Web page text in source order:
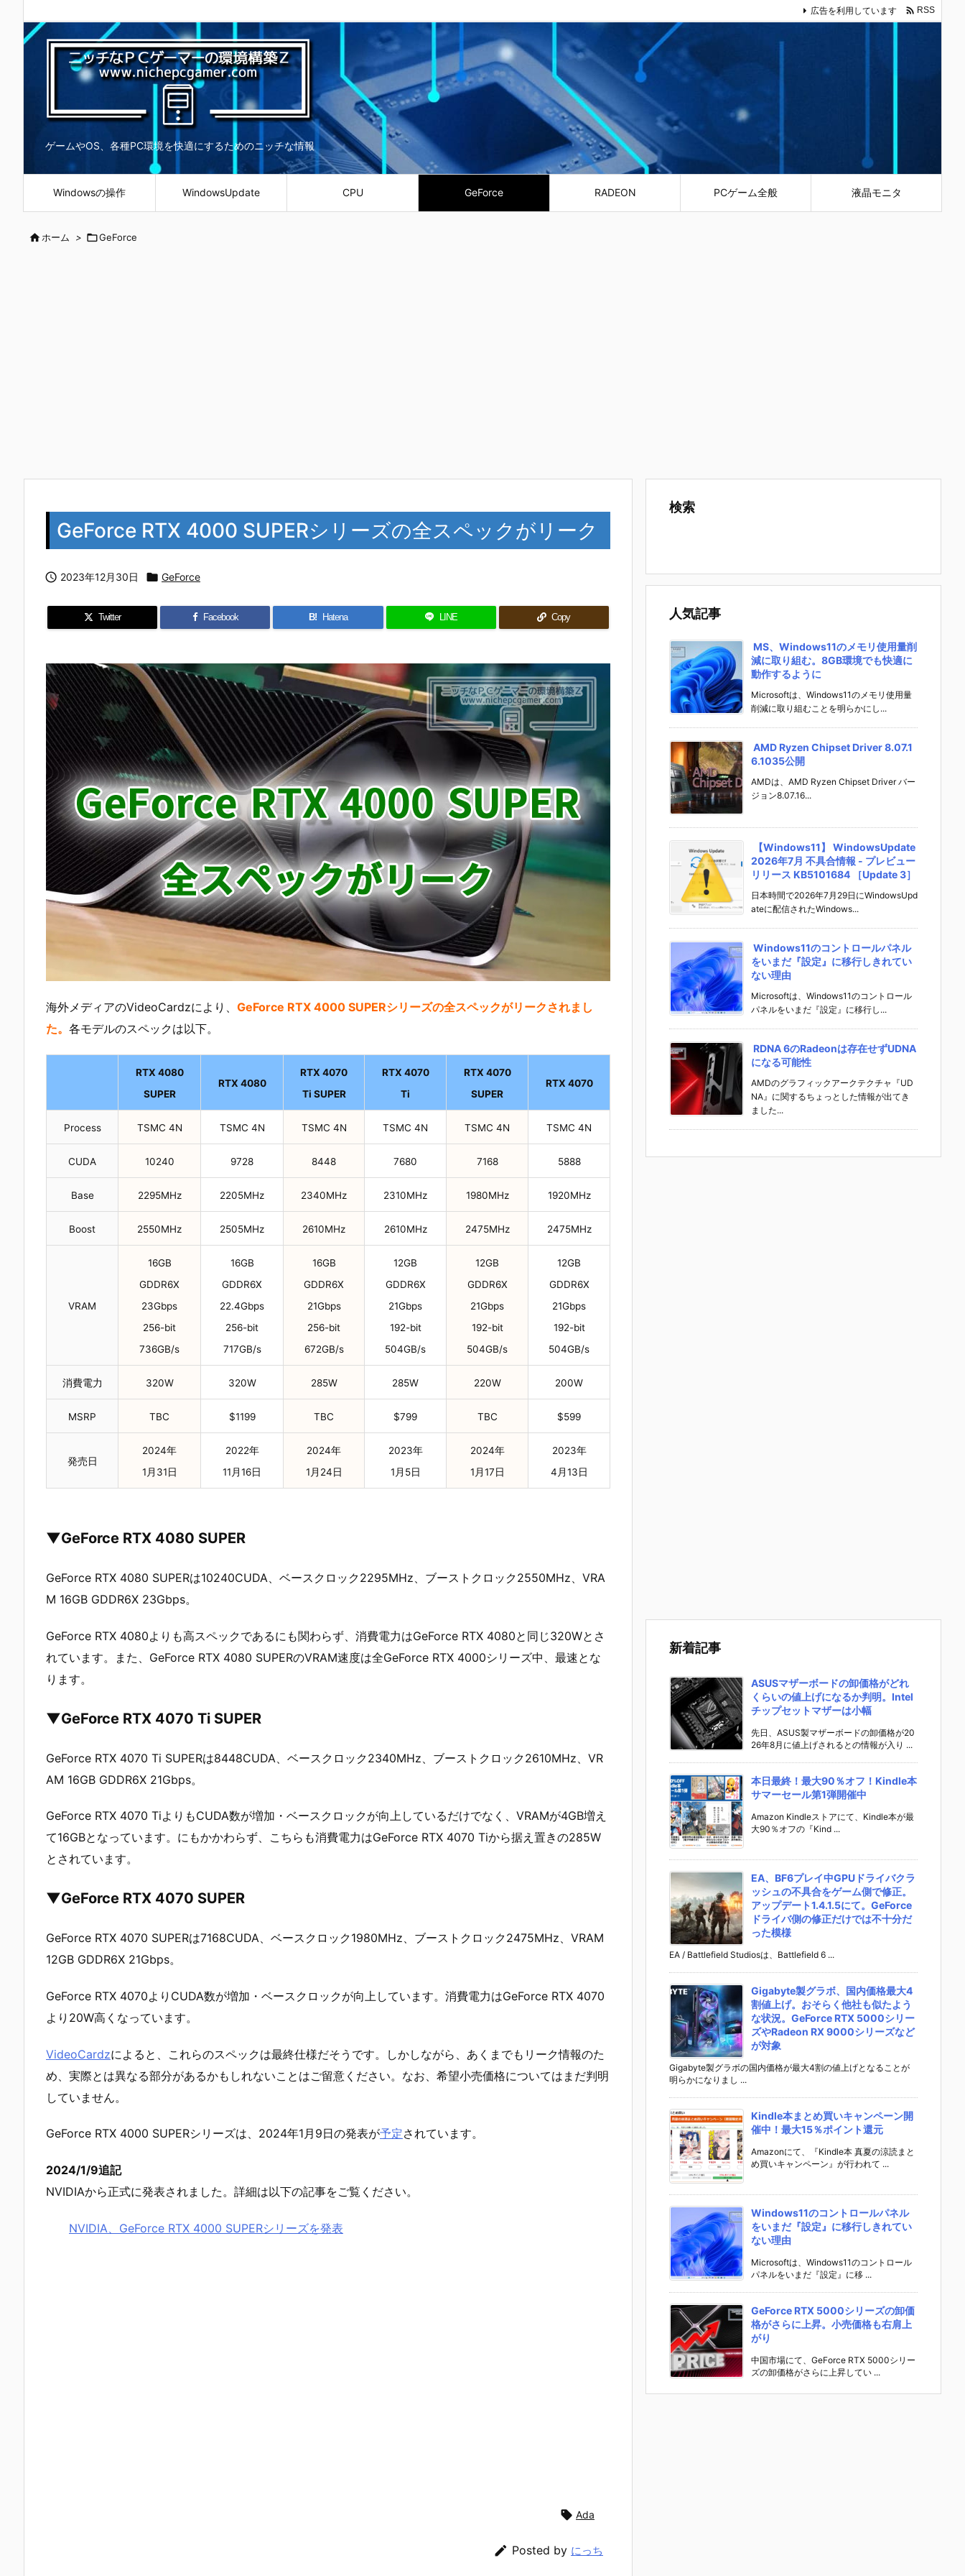
ゲームやOS、各種PC環境を快適にするためのニッチな情報
Windowsの操作 WindowsUpdate CPU GeForce RADEON PCゲーム全般 液晶モニタ
広告を利用しています  RSS
ホーム > GeForce
GeForce RTX 4000 SUPERシリーズの全スペックがリーク
 2023年12月30日  GeForce
Twitter Facebook B! Hatena LINE Copy
海外メディアのVideoCardzにより、 GeForce RTX 4000 SUPERシリーズの全スペックがリークされまし
た。 各モデルのスペックは以下。
RTX 4080
SUPER
RTX 4080
RTX 4070
Ti SUPER
RTX 4070
Ti
RTX 4070
SUPER
RTX 4070
Process TSMC 4N TSMC 4N TSMC 4N TSMC 4N TSMC 4N TSMC 4N
CUDA 10240 9728 8448 7680 7168 5888
Base 2295MHz 2205MHz 2340MHz 2310MHz 1980MHz 1920MHz
Boost 2550MHz 2505MHz 2610MHz 2610MHz 2475MHz 2475MHz
VRAM
16GB
GDDR6X
23Gbps
256-bit
736GB/s
16GB
GDDR6X
22.4Gbps
256-bit
717GB/s
16GB
GDDR6X
21Gbps
256-bit
672GB/s
12GB
GDDR6X
21Gbps
192-bit
504GB/s
12GB
GDDR6X
21Gbps
192-bit
504GB/s
12GB
GDDR6X
21Gbps
192-bit
504GB/s
消費電力 320W 320W 285W 285W 220W 200W
MSRP TBC $1199 TBC $799 TBC $599
発売日
2024年
1月31日
2022年
11月16日
2024年
1月24日
2023年
1月5日
2024年
1月17日
2023年
4月13日
▼GeForce RTX 4080 SUPER
GeForce RTX 4080 SUPERは10240CUDA、ベースクロック2295MHz、ブーストクロック2550MHz、VRA
M 16GB GDDR6X 23Gbps。
GeForce RTX 4080よりも高スペックであるにも関わらず、消費電力はGeForce RTX 4080と同じ320Wとさ
れています。また、GeForce RTX 4080 SUPERのVRAM速度は全GeForce RTX 4000シリーズ中、最速とな
ります。
▼GeForce RTX 4070 Ti SUPER
GeForce RTX 4070 Ti SUPERは8448CUDA、ベースクロック2340MHz、ブーストクロック2610MHz、VR
AM 16GB GDDR6X 21Gbps。
GeForce RTX 4070 TiよりもCUDA数が増加・ベースクロックが向上しているだけでなく、VRAMが4GB増え
て16GBとなっています。にもかかわらず、こちらも消費電力はGeForce RTX 4070 Tiから据え置きの285W
とされています。
▼GeForce RTX 4070 SUPER
GeForce RTX 4070 SUPERは7168CUDA、ベースクロック1980MHz、ブーストクロック2475MHz、VRAM
12GB GDDR6X 21Gbps。
GeForce RTX 4070よりCUDA数が増加・ベースクロックが向上しています。消費電力はGeForce RTX 4070
より20W高くなっています。
VideoCardzによると、これらのスペックは最終仕様だそうです。しかしながら、あくまでもリーク情報のた
め、実際とは異なる部分があるかもしれないことはご留意ください。なお、希望小売価格についてはまだ判明
していません。
GeForce RTX 4000 SUPERシリーズは、2024年1月9日の発表が予定されています。
2024/1/9追記
NVIDIAから正式に発表されました。詳細は以下の記事をご覧ください。
NVIDIA、GeForce RTX 4000 SUPERシリーズを発表
 Ada
 Posted by にっち
検索
人気記事
MS、Windows11のメモリ使用量削
減に取り組む。8GB環境でも快適に
動作するように
Microsoftは、Windows11のメモリ使用量
削減に取り組むことを明らかにし...
AMD Ryzen Chipset Driver 8.07.1
6.1035公開
AMDは、AMD Ryzen Chipset Driver バー
ジョン8.07.16...
【Windows11】 WindowsUpdate
2026年7月 不具合情報 - プレビュー
リリース KB5101684 ［Update 3］
日本時間で2026年7月29日にWindowsUpd
ateに配信されたWindows...
Windows11のコントロールパネル
をいまだ『設定』に移行しきれてい
ない理由
Microsoftは、Windows11のコントロール
パネルをいまだ『設定』に移行し...
RDNA 6のRadeonは存在せずUDNA
になる可能性
AMDのグラフィックアークテクチャ『UD
NA』に関するちょっとした情報が出てき
ました...
新着記事
ASUSマザーボードの卸価格がどれ
くらいの値上げになるか判明。Intel
チップセットマザーは小幅
先日、ASUS製マザーボードの卸価格が20
26年8月に値上げされるとの情報が入り ...
本日最終！最大90％オフ！Kindle本
サマーセール第1弾開催中
Amazon Kindleストアにて、Kindle本が最
大90％オフの『Kind ...
EA、BF6プレイ中GPUドライバクラ
ッシュの不具合をゲーム側で修正。
アップデート1.4.1.5にて。GeForce
ドライバ側の修正だけでは不十分だ
った模様
EA / Battlefield Studiosは、Battlefield 6 ...
Gigabyte製グラボ、国内価格最大4
割値上げ。おそらく他社も似たよう
な状況。GeForce RTX 5000シリー
ズやRadeon RX 9000シリーズなど
が対象
Gigabyte製グラボの国内価格が最大4割の値上げとなることが
明らかになりまし ...
Kindle本まとめ買いキャンペーン開
催中！最大15％ポイント還元
Amazonにて、『Kindle本 真夏の涼読まと
め買いキャンペーン』が行われて ...
Windows11のコントロールパネル
をいまだ『設定』に移行しきれてい
ない理由
Microsoftは、Windows11のコントロール
パネルをいまだ『設定』に移 ...
GeForce RTX 5000シリーズの卸価
格がさらに上昇。小売価格も右肩上
がり
中国市場にて、GeForce RTX 5000シリー
ズの卸価格がさらに上昇してい ...